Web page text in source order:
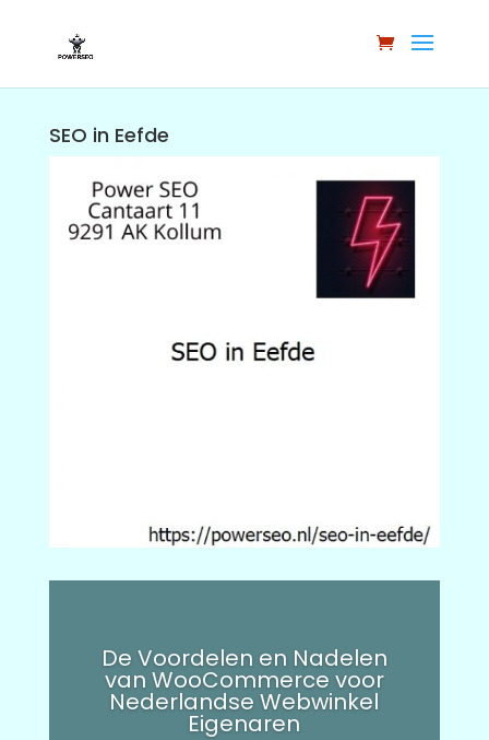
SEO in Eefde
De Voordelen en Nadelen
van WooCommerce voor
Nederlandse Webwinkel
Eigenaren